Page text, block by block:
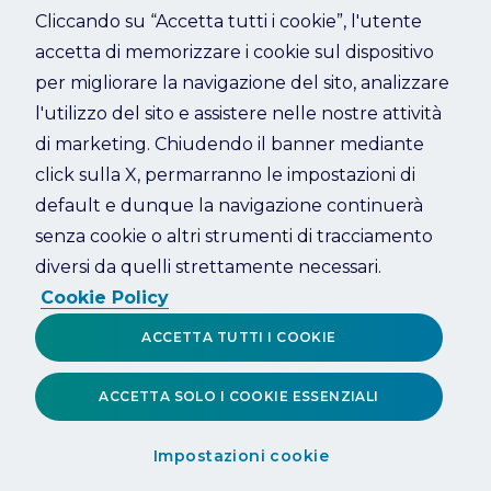
Refresh
Cliccando su “Accetta tutti i cookie”, l'utente
accetta di memorizzare i cookie sul dispositivo
per migliorare la navigazione del sito, analizzare
l'utilizzo del sito e assistere nelle nostre attività
di marketing. Chiudendo il banner mediante
click sulla X, permarranno le impostazioni di
default e dunque la navigazione continuerà
senza cookie o altri strumenti di tracciamento
diversi da quelli strettamente necessari.
Cookie Policy
Impostazioni cookie
ACCETTA SOLO I COOKIE ESSENZIALI
ACCETTA TUTTI I COOKIE